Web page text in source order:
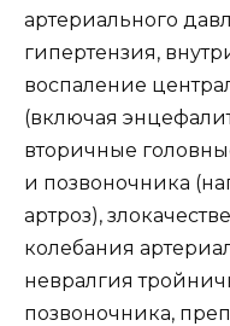
артериального
гипертензия,
воспаление
(включая
вторичные
и позвоночника
артроз),
колебания
невралгия
позвоночника,